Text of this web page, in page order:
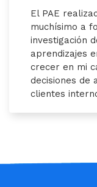
El PAE
muchísimo a
investigación
aprendizajes
crecer en mi
decisiones de
clientes